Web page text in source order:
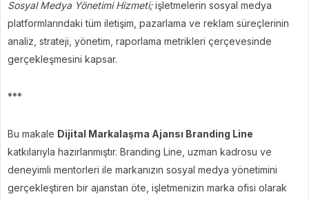
Sosyal Medya Yönetimi Hizmeti;işletmelerin sosyal medya
platformlarındaki tüm iletişim, pazarlama ve reklam süreçlerinin
analiz, strateji, yönetim, raporlama metrikleri çerçevesinde
gerçekleşmesini kapsar.
***
Bu makale Dijital Markalaşma Ajansı Branding Line
katkılarıyla hazırlanmıştır. Branding Line, uzman kadrosu ve
deneyimli mentorleri ile markanızın sosyal medya yönetimini
gerçekleştiren bir ajanstan öte, işletmenizin marka ofisi olarak